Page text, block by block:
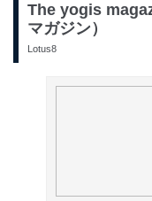
The yogis
マガジン）
Lotus8